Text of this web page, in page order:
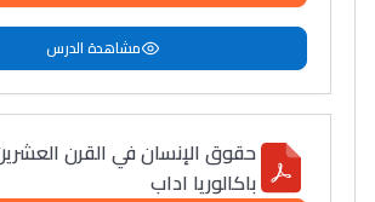
مشاهدة الدرس
باكالوريا اداب